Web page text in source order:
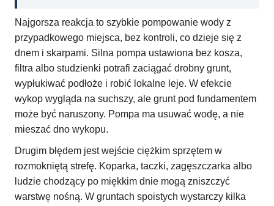
Najgorsza reakcja to szybkie pompowanie wody z
przypadkowego miejsca, bez kontroli, co dzieje się z
dnem i skarpami. Silna pompa ustawiona bez kosza,
filtra albo studzienki potrafi zaciągać drobny grunt,
wypłukiwać podłoże i robić lokalne leje. W efekcie
wykop wygląda na suchszy, ale grunt pod fundamentem
może być naruszony. Pompa ma usuwać wodę, a nie
mieszać dno wykopu.
Drugim błędem jest wejście ciężkim sprzętem w
rozmokniętą strefę. Koparka, taczki, zagęszczarka albo
ludzie chodzący po miękkim dnie mogą zniszczyć
warstwę nośną. W gruntach spoistych wystarczy kilka